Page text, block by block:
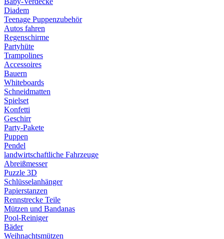
Diadem
Teenage Puppenzubehör
Autos fahren
Regenschirme
Partyhüte
Trampolines
Accessoires
Bauern
Whiteboards
Schneidmatten
Spielset
Konfetti
Geschirr
Party-Pakete
Puppen
Pendel
landwirtschaftliche Fahrzeuge
Abreißmesser
Puzzle 3D
Schlüsselanhänger
Papierstanzen
Rennstrecke Teile
Mützen und Bandanas
Pool-Reiniger
Bäder
Weihnachtsmützen